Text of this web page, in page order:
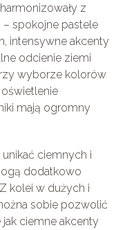
z
spokojne pastele
intensywne akcenty
odcienie ziemi
wyborze kolorów
mają ogromny
ciemnych i
dodatkowo
kolei w dużych i
sobie pozwolić
ciemne akcenty